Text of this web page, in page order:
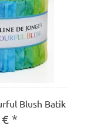
Blush Batik
*